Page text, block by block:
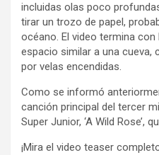
incluidas olas poco
tirar un trozo de papel,
océano. El video termina
espacio similar a una cueva,
por velas encendidas.
Como se informó
canción principal del tercer
Super Junior, ‘A Wild Rose’,
¡Mira el video teaser